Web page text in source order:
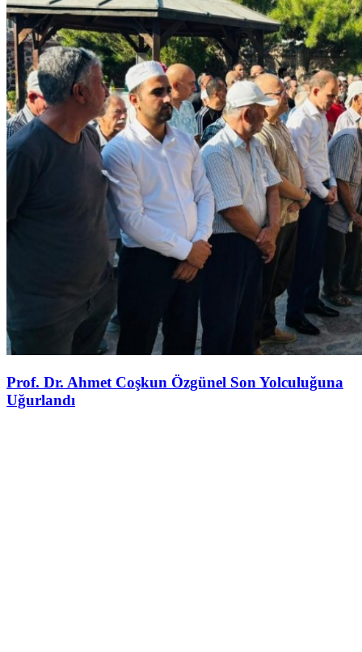
Prof. Dr. Ahmet Coşkun Özgünel Son Yolculuğuna
Uğurlandı